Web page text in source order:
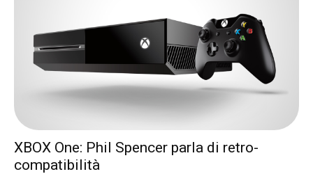
XBOX One: Phil Spencer parla di retro-
compatibilità